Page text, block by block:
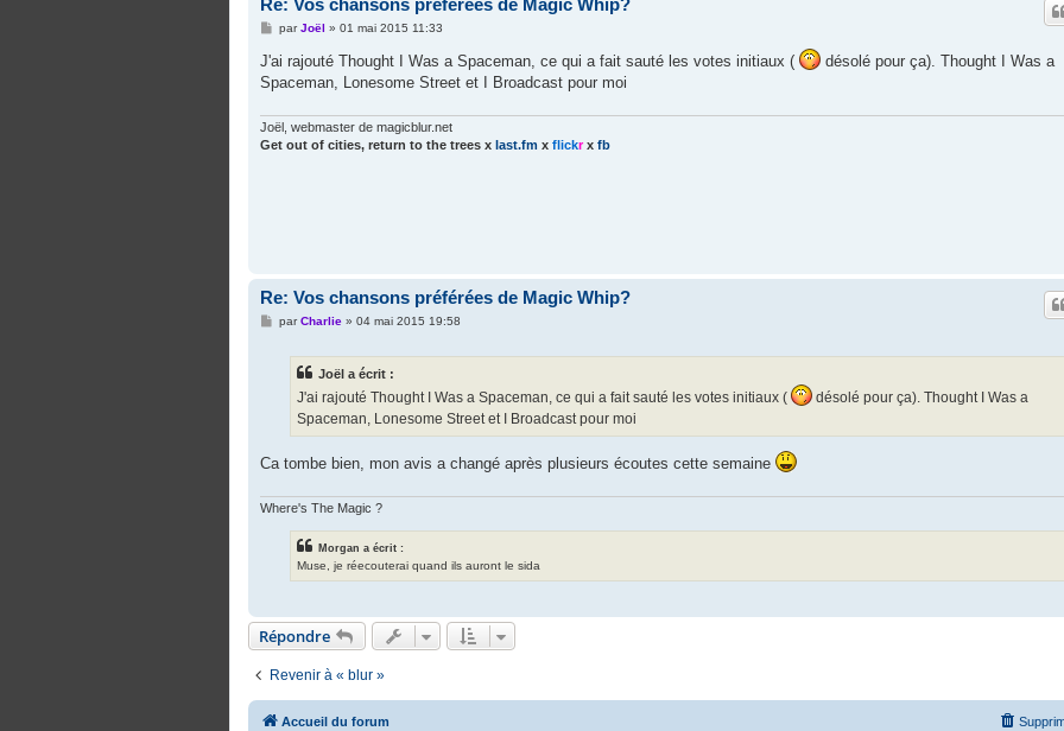
Re: Vos chansons préférées de Magic Whip?
M
s
s
a
parJoël » 01 mai 2015 11:33
J'ai rajouté Thought I Was a Spaceman, ce qui a fait sauté les votes initiaux (
désolé pour ça). Thought I Was a
Spaceman, Lonesome Street et I Broadcast pour moi
Joël, webmaster de magicblur.net
Get out of cities, return to the trees x last.fm x flickrx fb
Re: Vos chansons préférées de Magic Whip?
MparCharlie» 04 mai 2015 19:58
Joël a écrit :
J'ai rajouté Thought I Was a Spaceman, ce qui a fait sauté les votes initiaux (
désolé pour ça). Thought I Was a
Spaceman, Lonesome Street et I Broadcast pour moi
Ca tombe bien, mon avis a changé après plusieurs écoutes cette semaine
Where's The Magic ?
Morgan a écrit :
Muse, je réecouterai quand ils auront le sida
Répondre
Revenir à « blur »
Accueil du forum